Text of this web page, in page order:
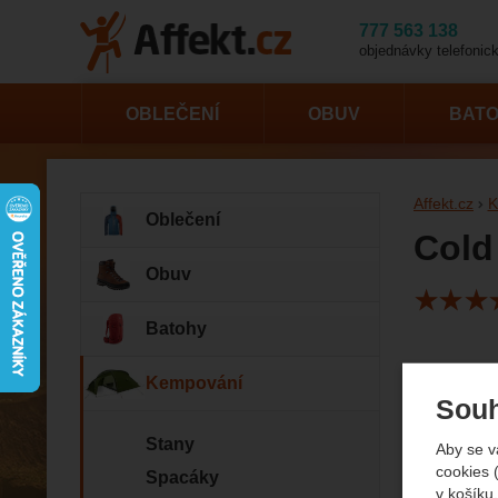
Aby se
cookies
v
Affekt.cz
5
OBLEČENÍ OBUV
Oblečení
Obuv
Batohy
Kempování
Stany
Spacáky
777 563 138
objednávky